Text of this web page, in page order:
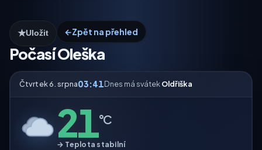
←Zpět na přehled
Počasí Oleška
★Uložit
Čtvrtek 6. srpna03:41Dnes má svátekOldřiška
21°C
→ Teplota stabilní